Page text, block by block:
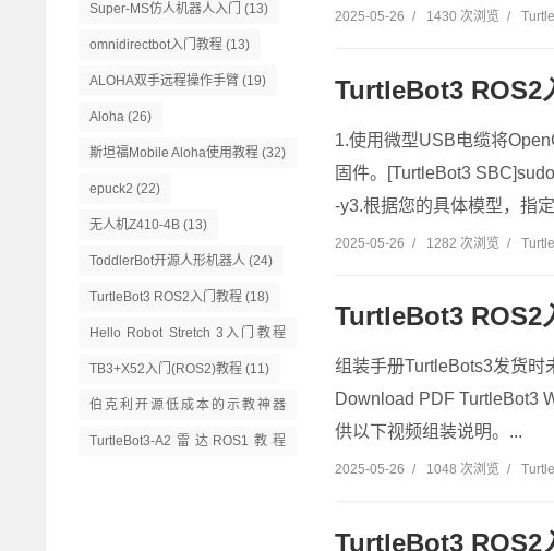
Super-MS仿人机器人入门 (13)
omnidirectbot入门教程 (13)
ALOHA双手远程操作手臂 (19)
Aloha (26)
斯坦福Mobile Aloha使用教程 (32)
epuck2 (22)
无人机Z410-4B (13)
ToddlerBot开源人形机器人 (24)
TurtleBot3 ROS2入门教程 (18)
Hello Robot Stretch 3入门教程
(14)
TB3+X52入门(ROS2)教程 (11)
伯克利开源低成本的示教神器
GELLO(13)
TurtleBot3-A2雷达ROS1教程
2025-05-26 / 1430 次浏览 /
TurtleBot3 ROS2
1.使用微型USB电缆将
固件。[TurtleBot3
-y3.根据您的具体模型，指
2025-05-26 / 1282 次浏览 /
TurtleBot3 ROS2
组装手册TurtleBots3发货
Download PDF TurtleBot3
供以下视频组装说明。...
2025-05-26 / 1048 次浏览 /
TurtleBot3 ROS2